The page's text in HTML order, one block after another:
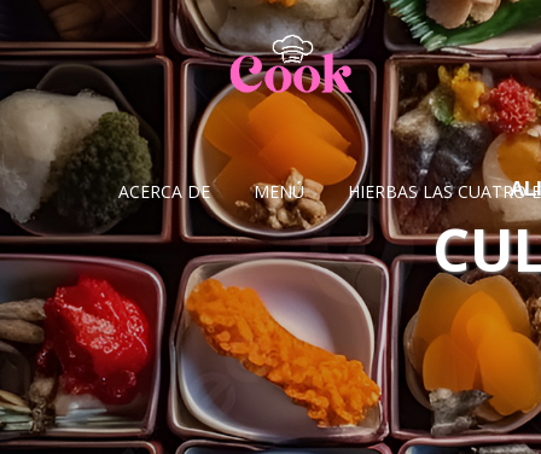
ACERCA DE MENÚ HIERBAS LAS CUATRO